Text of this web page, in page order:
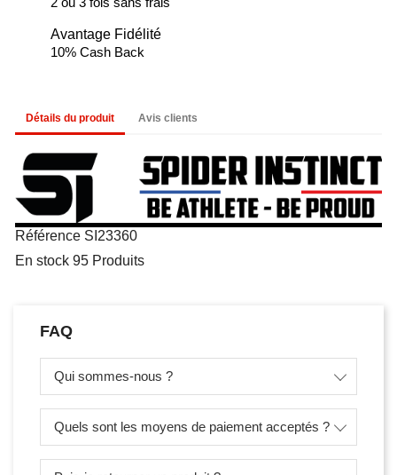
Avantage Fidélité
10% Cash Back
Détails du produit Avis clients
Référence SI23360
En stock 95 Produits
FAQ
Qui sommes-nous ?
Quels sont les moyens de paiement acceptés ?